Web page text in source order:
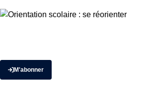
M'abonner